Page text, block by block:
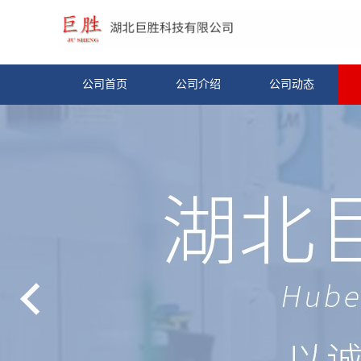
公司首页 公司介绍 公司动态